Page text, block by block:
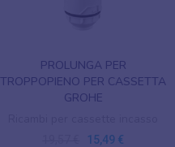
PROLUNGA PER
TROPPOPIENO PER CASSETTA
GROHE
15,49 €